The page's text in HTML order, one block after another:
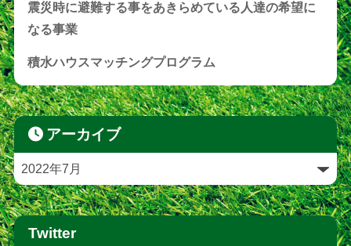
震災時に避難する事をあきらめている人達の希望に
なる事業
積水ハウスマッチングプログラム
アーカイブ
Twitter